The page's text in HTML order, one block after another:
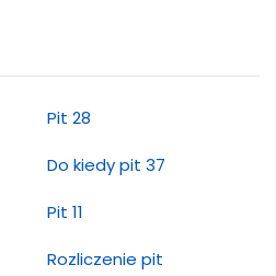
Pit 28
Do kiedy pit 37
Pit 11
Rozliczenie pit